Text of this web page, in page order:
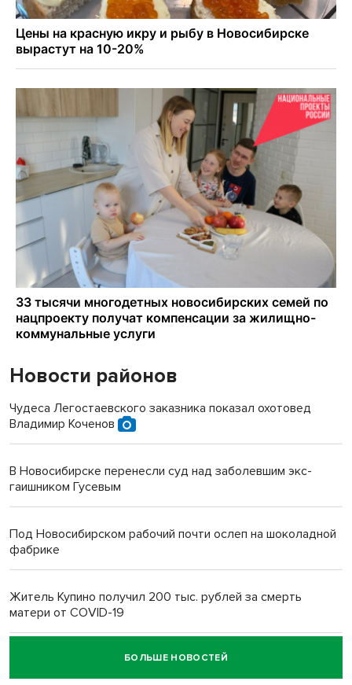
Новости районов
Чудеса Легостаевского заказника показал охотовед
Владимир Коченов
В Новосибирске перенесли суд над заболевшим экс-
гаишником Гусевым
Под Новосибирском рабочий почти ослеп на шоколадной
фабрике
Житель Купино получил 200 тыс. рублей за смерть
матери от COVID-19
Новосибирский суд наказал водителя за смерть
пенсионерки на вокзале
БОЛЬШЕ НОВОСТЕЙ